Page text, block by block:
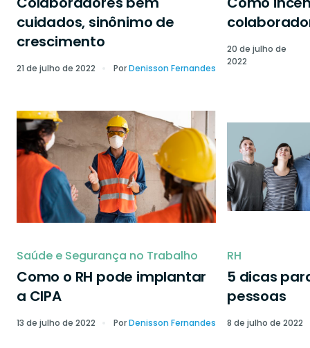
cuidados, sinônimo de
crescimento
21 de julho de 2022 PorDenisson Fernandes
20 de julho de
2022
Saúde e Segurança no Trabalho
Como o RH pode implantar
a CIPA
13 de julho de 2022 PorDenisson Fernandes
RH
5 dicas
pessoas
8 de julho de 2022